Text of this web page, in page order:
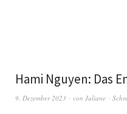
Hami Nguyen: Das
9. Dezember 2023 von Juliane